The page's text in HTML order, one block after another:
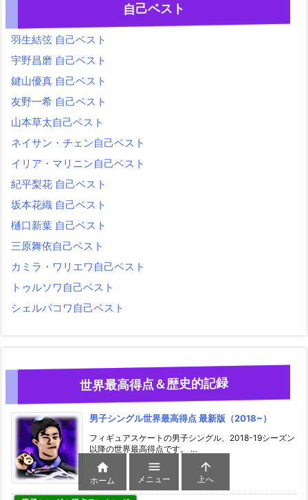
自己ベスト
羽生結弦 自己ベスト
宇野昌磨 自己ベスト
鍵山優真 自己ベスト
友野一希 自己ベスト
山本草太自己ベスト
ネイサン・チェン自己ベスト
イリア・マリニン自己ベスト
紀平梨花 自己ベスト
坂本花織 自己ベスト
樋口新葉 自己ベスト
三原舞依自己ベスト
カミラ・ワリエワ自己ベスト
トゥルソワ自己ベスト
シェルバコワ自己ベスト
世界最高得点＆歴史的記録
男子シングル世界最高得点 最新版（2018~）
フィギュアスケートの男子シングル、2018-19シーズン
以降の世界最高得点です。 …

ホーム

メニュー

上へ